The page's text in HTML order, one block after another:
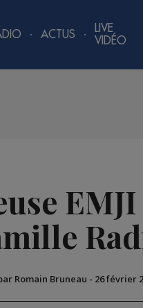
ACTUS
LIVE
VIDÉO
Romain Bruneau - 26 février